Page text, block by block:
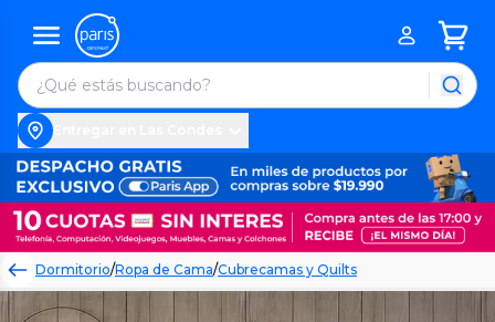
Dormitorio/Ropa de Cama/Cubrecamas y Quilts